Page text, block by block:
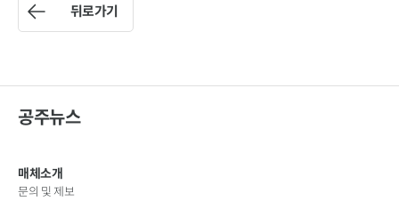
뒤로가기
공주뉴스
매체소개
문의 및 제보